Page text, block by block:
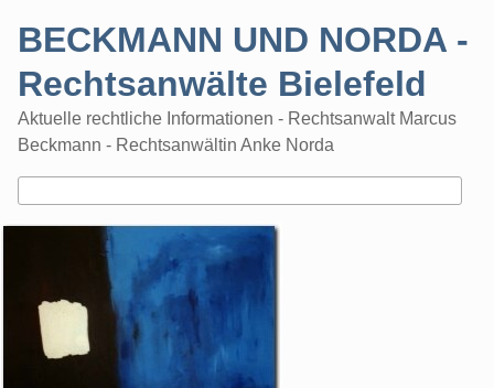
BECKMANN UND NORDA -
Rechtsanwälte Bielefeld
Aktuelle rechtliche Informationen - Rechtsanwalt Marcus
Beckmann - Rechtsanwältin Anke Norda